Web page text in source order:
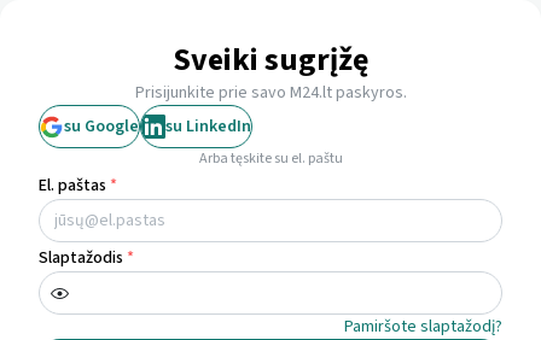
Sveiki sugrįžę
Prisijunkite prie savo M24.lt paskyros.
su Google
su LinkedIn
Arba tęskite su el. paštu
El. paštas *
Slaptažodis *
Pamiršote slaptažodį?